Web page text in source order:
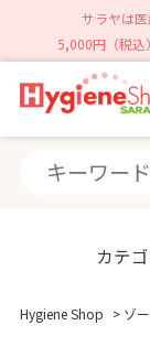
サラヤは
5,000円（税込
カテ
Hygiene Shop > ゾ